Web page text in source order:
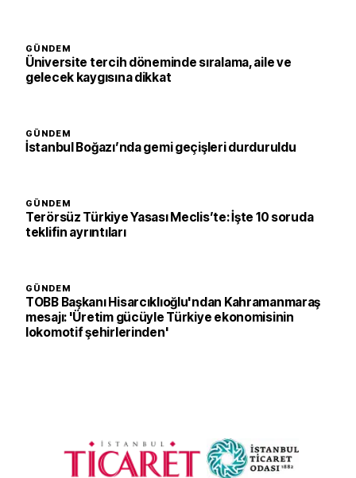
GÜNDEM
Üniversite tercih döneminde sıralama, aile ve
gelecek kaygısına dikkat
GÜNDEM
İstanbul Boğazı’nda gemi geçişleri durduruldu
GÜNDEM
Terörsüz Türkiye Yasası Meclis’te: İşte 10 soruda
teklifin ayrıntıları
GÜNDEM
TOBB Başkanı Hisarcıklıoğlu'ndan Kahramanmaraş
mesajı: 'Üretim gücüyle Türkiye ekonomisinin
lokomotif şehirlerinden'